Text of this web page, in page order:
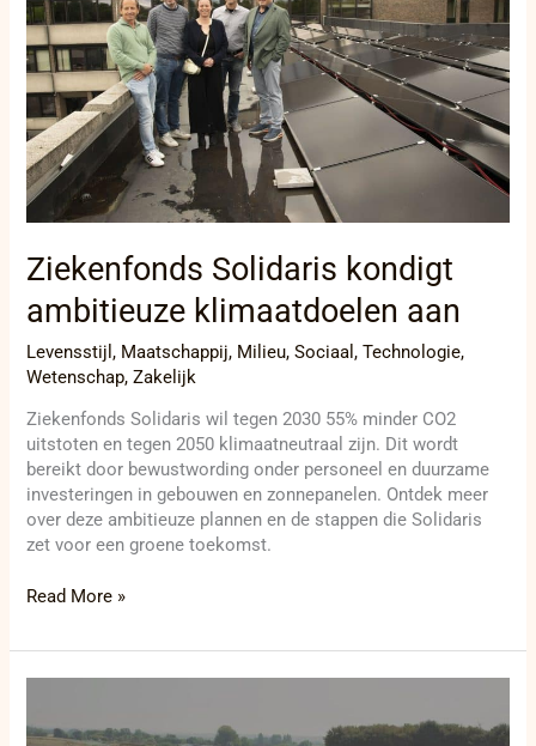
Ziekenfonds Solidaris kondigt
ambitieuze klimaatdoelen aan
Levensstijl, Maatschappij, Milieu,Sociaal,Technologie,
Wetenschap,Zakelijk
Ziekenfonds Solidaris wil tegen 2030 55% minder CO2
uitstoten en tegen 2050 klimaatneutraal zijn. Dit wordt
bereikt door bewustwording onder personeel en duurzame
investeringen in gebouwen en zonnepanelen. Ontdek meer
over deze ambitieuze plannen en de stappen die Solidaris
zet voor een groene toekomst.
klimaatdoelen
aan
Read More »
wielen: